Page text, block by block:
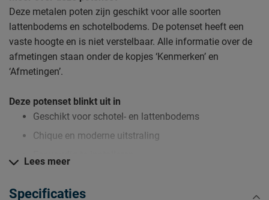
Deze metalen poten zijn geschikt voor alle soorten
lattenbodems en schotelbodems. De potenset heeft een
vaste hoogte en is niet verstelbaar. Alle informatie over de
afmetingen staan onder de kopjes ‘Kenmerken’ en
‘Afmetingen’.
Deze potenset blinkt uit in
Geschikt voor schotel- en lattenbodems
Chique en moderne uitstraling
Verzorging
Lees meer
Specificaties